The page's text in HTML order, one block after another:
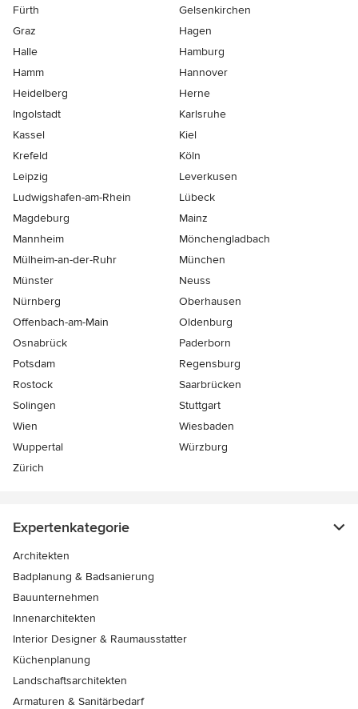
Fürth
Gelsenkirchen
Graz
Hagen
Halle
Hamburg
Hamm
Hannover
Heidelberg
Herne
Ingolstadt
Karlsruhe
Kassel
Kiel
Krefeld
Köln
Leipzig
Leverkusen
Ludwigshafen-am-Rhein
Lübeck
Magdeburg
Mainz
Mannheim
Mönchen­gladbach
Mülheim-an-der-Ruhr
München
Münster
Neuss
Nürnberg
Oberhausen
Offenbach-am-Main
Oldenburg
Osnabrück
Paderborn
Potsdam
Regensburg
Rostock
Saarbrücken
Solingen
Stuttgart
Wien
Wiesbaden
Wuppertal
Würzburg
Zürich
Expertenkategorie
Architekten
Badplanung & Badsanierung
Bauunternehmen
Innenarchitekten
Interior Designer & Raumausstatter
Küchenplanung
Landschaftsarchitekten
Armaturen & Sanitärbedarf